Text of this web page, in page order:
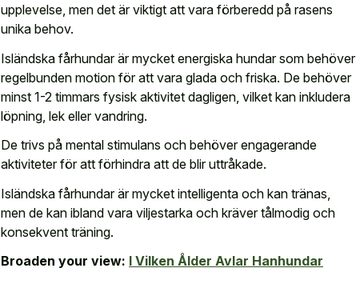
upplevelse, men det är viktigt att vara förberedd på rasens
unika behov.
Isländska fårhundar är mycket energiska hundar som behöver
regelbunden motion för att vara glada och friska. De behöver
minst 1-2 timmars fysisk aktivitet dagligen, vilket kan inkludera
löpning, lek eller vandring.
De trivs på mental stimulans och behöver engagerande
aktiviteter för att förhindra att de blir uttråkade.
Isländska fårhundar är mycket intelligenta och kan tränas,
men de kan ibland vara viljestarka och kräver tålmodig och
konsekvent träning.
Broaden your view: I Vilken Ålder Avlar Hanhundar